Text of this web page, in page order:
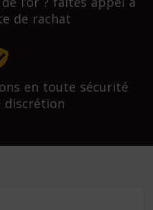
de rachat
en toute sécurité